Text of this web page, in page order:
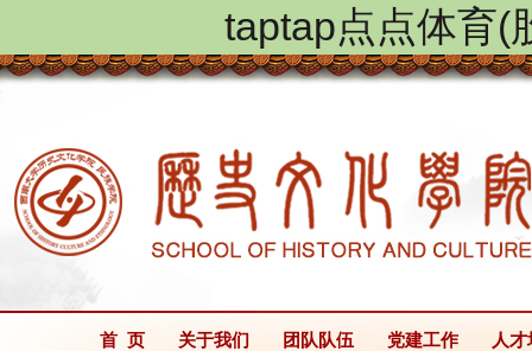
taptap点点体育(
首 页 关于我们 团队队伍 党建工作 人